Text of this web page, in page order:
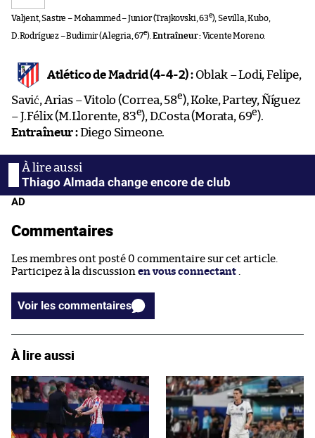
Valjent, Sastre – Mohammed – Junior (Trajkovski, 63e), Sevilla, Kubo,
D.Rodríguez – Budimir (Alegria, 67e).Entraîneur :Vicente Moreno.
Atlético de Madrid (4-4-2) :Oblak – Lodi, Felipe,
Savić, Arias – Vitolo (Correa, 58e), Koke, Partey, Ñíguez
– J.Félix (M.Llorente, 83e), D.Costa (Morata, 69e).
Entraîneur :Diego Simeone.
Thiago Almada change encore de club
AD
Commentaires
Les membres ont posté 0 commentaire sur cet article.
Participez à la discussion en vous connectant
Voir les commentaires
À lire aussi